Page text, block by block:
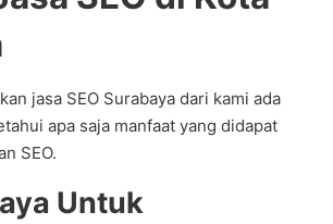
jasa SEO Surabaya dari kami ada
apa saja manfaat yang didapat
SEO.
Untuk